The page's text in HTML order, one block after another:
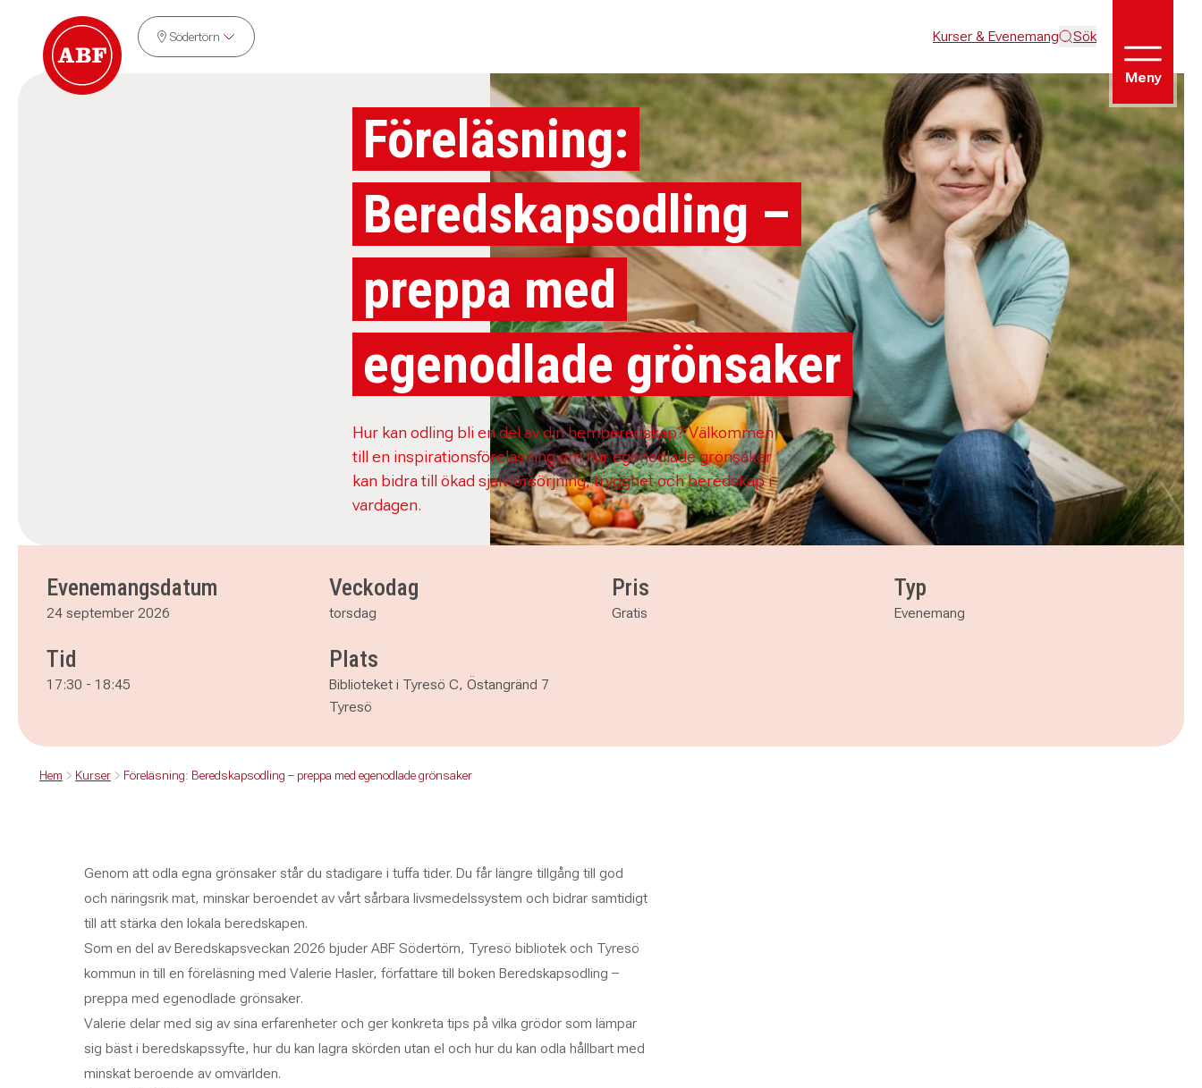
Södertörn Kurser & Evenemang Sök
Meny
Föreläsning:
Beredskapsodling –
preppa med
egenodlade grönsaker
Hur kan odling bli en del av din hemberedskap? Välkommen
till en inspirationsföreläsning om hur egenodlade grönsaker
kan bidra till ökad självförsörjning, trygghet och beredskap i
vardagen.
Evenemangsdatum
24 september 2026
Veckodag
torsdag
Tid
17:30 - 18:45
Plats
Biblioteket i Tyresö C, Östangränd 7
Tyresö
Pris
Gratis
Typ
Evenemang
Hem Kurser Föreläsning: Beredskapsodling – preppa med egenodlade grönsaker
Genom att odla egna grönsaker står du stadigare i tuffa tider. Du får längre tillgång till god
och näringsrik mat, minskar beroendet av vårt sårbara livsmedelssystem och bidrar samtidigt
till att stärka den lokala beredskapen.
Som en del av Beredskapsveckan 2026 bjuder ABF Södertörn, Tyresö bibliotek och Tyresö
kommun in till en föreläsning med Valerie Hasler, författare till boken Beredskapsodling –
preppa med egenodlade grönsaker.
Valerie delar med sig av sina erfarenheter och ger konkreta tips på vilka grödor som lämpar
sig bäst i beredskapssyfte, hur du kan lagra skörden utan el och hur du kan odla hållbart med
minskat beroende av omvärlden.